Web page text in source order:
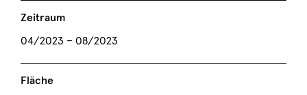
Zeitraum
04/2023 – 08/2023
Fläche